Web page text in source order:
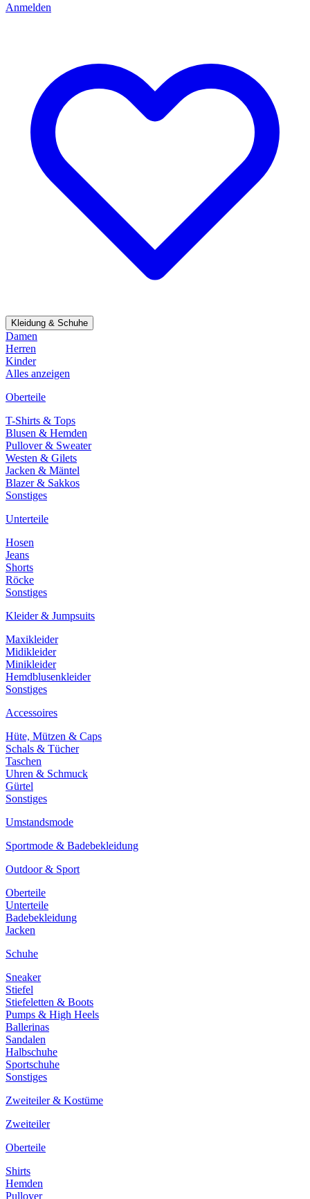
Anmelden
Kleidung & Schuhe
Damen
Herren
Kinder
Alles anzeigen
Oberteile
T-Shirts & Tops
Blusen & Hemden
Pullover & Sweater
Westen & Gilets
Jacken & Mäntel
Blazer & Sakkos
Sonstiges
Unterteile
Hosen
Jeans
Shorts
Röcke
Sonstiges
Kleider & Jumpsuits
Maxikleider
Midikleider
Minikleider
Hemdblusenkleider
Sonstiges
Accessoires
Hüte, Mützen & Caps
Schals & Tücher
Taschen
Uhren & Schmuck
Gürtel
Sonstiges
Umstandsmode
Sportmode & Badebekleidung
Outdoor & Sport
Oberteile
Unterteile
Badebekleidung
Jacken
Schuhe
Sneaker
Stiefel
Stiefeletten & Boots
Pumps & High Heels
Ballerinas
Sandalen
Halbschuhe
Sportschuhe
Sonstiges
Zweiteiler & Kostüme
Zweiteiler
Oberteile
Shirts
Hemden
Pullover